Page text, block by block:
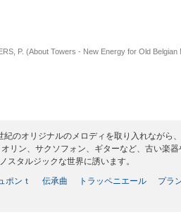
P. (About Towers - New Energy for Old Belgian
のオリジナルのメロディを取り入れながら
リン、サクソフォン、ギターなど、古い楽
タルジックな世界に誘います。
ポンｔ 伝承曲 トラッペニエール
プラ